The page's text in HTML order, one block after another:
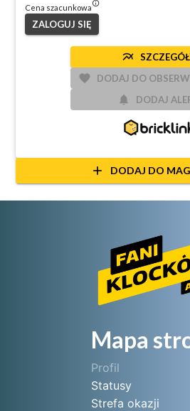
Cena szacunkowainfo_outlined
ZALOGUJ SIĘ
multiline_chart
favorite DODAJ DO
notifications DODAJ
add DODAJ DO
Mapa
Profil
Statusy
Strefa okazji